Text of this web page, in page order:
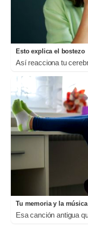
Esto explica el bostezo
Así reacciona tu
Tu memoria y la música
Esa canción antigua